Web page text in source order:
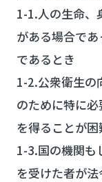
1-1.人の生命、
がある場合で
であるとき
1-2.公衆衛生の
のために特に
を得ることが
1-3.国の機関も
を受けた者が